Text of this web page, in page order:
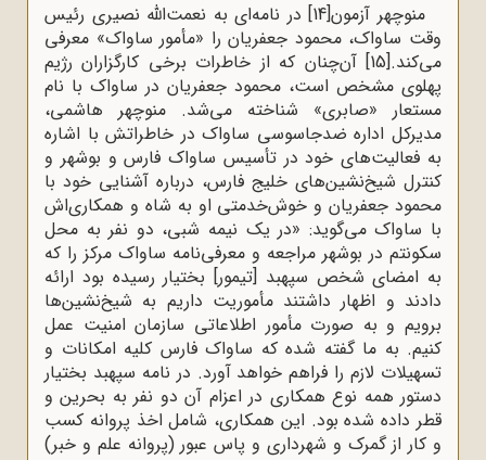
منوچهر آزمون[14]
در نامه‌ای به نعمت‌الله نصیری رئیس
وقت ساواک، محمود جعفریان را «مأمور ساواک» معرفی
می‌کند.[15]
آن‌چنان که از خاطرات برخی کارگزاران رژیم
پهلوی مشخص است، محمود جعفریان در ساواک با نام
مستعار «صابری» شناخته می‌شد. منوچهر هاشمی،
مدیرکل اداره ضدجاسوسی ساواک در خاطراتش با اشاره
به فعالیت‌های خود در تأسیس ساواک فارس و بوشهر و
کنترل شیخ‌نشین‌های خلیج فارس، درباره آشنایی خود با
محمود جعفریان و خوش‌خدمتی او به شاه و همکاری‌اش
با ساواک می‌گوید: «در یک نیمه شبی، دو نفر به محل
سکونتم در بوشهر مراجعه و معرفی‌نامه ساواک مرکز را که
به امضای شخص سپهبد [تیمور] بختیار رسیده بود ارائه
دادند و اظهار داشتند مأموریت داریم به شیخ‌نشین‌ها
برویم و به صورت مأمور اطلاعاتی سازمان امنیت عمل
کنیم. به ما گفته شده که ساواک فارس کلیه امکانات و
تسهیلات لازم را فراهم خواهد آورد. در نامه سپهبد بختیار
دستور همه نوع همکاری در اعزام آن دو نفر به بحرین و
قطر داده شده بود. این همکاری، شامل اخذ پروانه کسب
و کار از گمرک و شهرداری و پاس عبور (پروانه علم و خبر)